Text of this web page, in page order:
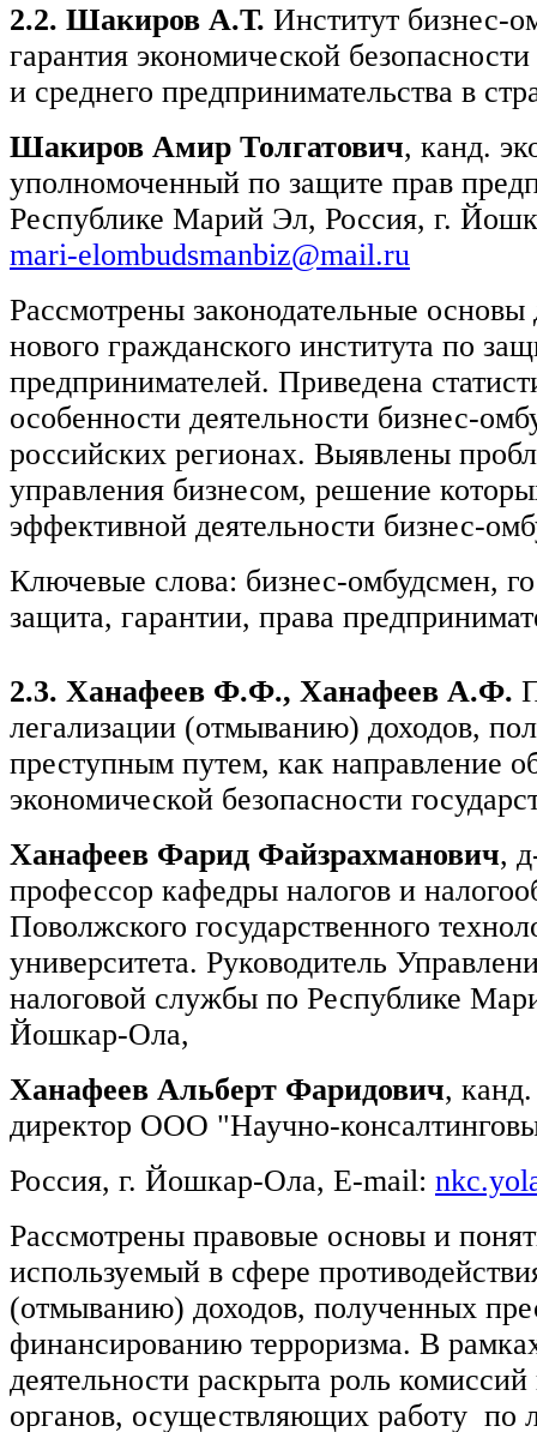
2.2. Шакиров А.Т. Институт бизнес-
гарантия экономической
и среднего предпринимательства в
Шакиров Амир Толгатович, канд.
уполномоченный по защите прав
Республике Марий Эл, Россия, г.
mari-elombudsmanbiz@mail.ru
Рассмотрены законодательные основы
нового гражданского института по
предпринимателей. Приведена
особенности деятельности бизнес-
российских регионах. Выявлены
управления бизнесом, решение
эффективной деятельности бизнес-
Ключевые слова: бизнес-омбудсмен,
защита, гарантии, права
2.3. Ханафеев Ф.Ф., Ханафеев А.Ф.
легализации (отмыванию) доходов,
преступным путем, как направление
экономической безопасности
Ханафеев Фарид Файзрахманович,
профессор кафедры налогов и
Поволжского государственного
университета. Руководитель
налоговой службы по Республике
Йошкар-Ола,
Ханафеев Альберт Фаридович,
директор ООО "Научно-
Россия, г. Йошкар-Ола, E-mail:
Рассмотрены правовые основы и
используемый в сфере
(отмыванию) доходов, полученных
финансированию терроризма. В
деятельности раскрыта роль
органов, осуществляющих работу по